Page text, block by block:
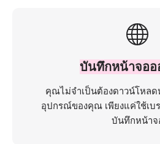
บันทึกหน้าจออ
คุณไม่จำเป็นต้องดาวน์โหล
อุปกรณ์ของคุณ เพียงแค่ใช้เบร
บันทึกหน้าจ